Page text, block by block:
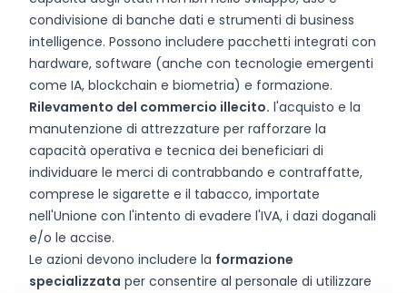
condivisione di banche dati e strumenti di business
intelligence. Possono includere pacchetti integrati con
hardware, software (anche con tecnologie emergenti
come IA, blockchain e biometria) e formazione.
Rilevamento del commercio illecito. l'acquisto e la
manutenzione di attrezzature per rafforzare la
capacità operativa e tecnica dei beneficiari di
individuare le merci di contrabbando e contraffatte,
comprese le sigarette e il tabacco, importate
nell'Unione con l'intento di evadere l'IVA, i dazi doganali
e/o le accise.
Le azioni devono includere la formazione
specializzata per consentire al personale di utilizzare